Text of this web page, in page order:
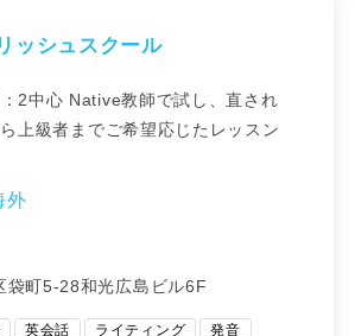
ッシュスクール
2中心 Native教師で試し、直され
上級者までご希望応じたレッスン
外
袋町5-28和光広島ビル6F
英会話 ライティング
発音